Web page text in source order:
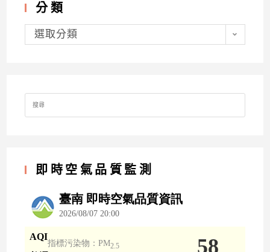
分類
分
類選取分類
Search
for:
即時空氣品質監測